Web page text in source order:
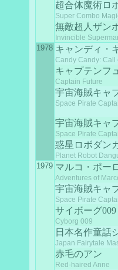
超合体魔術ロ
Super Combo
無敵超人ザン
Invincible
1978 キャンディ・
Candy Candy: Call
キャプテンフ
Captain Future
宇宙海賊キャ
Space Pirate
宇宙海賊キャ
Space Pirate
惑星ロボダン
Planet Robot
1979 マルコ・ポー
Adventures of
宇宙海賊キャ
Space Pirate
サイボーグ009
Cyborg 009
日本名作童話
Japan Fairytale
赤毛のアン
Red-haired Anne